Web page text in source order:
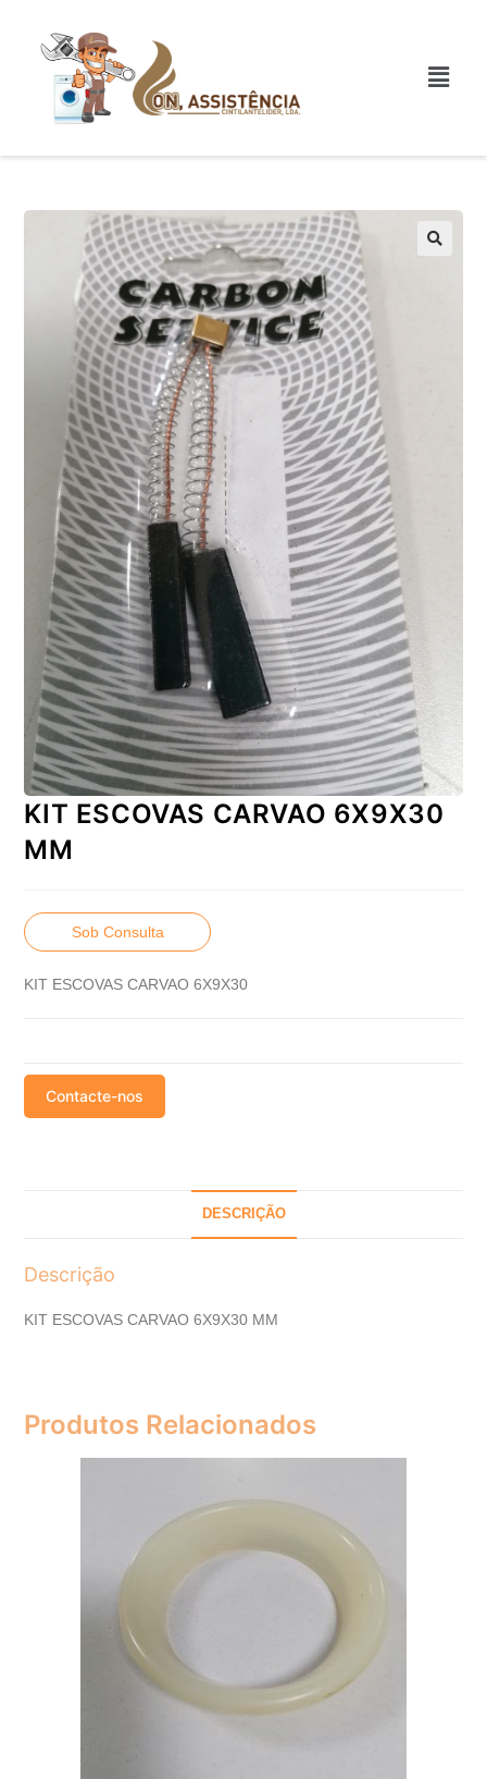
KIT ESCOVAS CARVAO 6X9X30
MM
Sob Consulta
KIT ESCOVAS CARVAO 6X9X30
Contacte-nos
DESCRIÇÃO
Descrição
KIT ESCOVAS CARVAO 6X9X30 MM
Produtos Relacionados